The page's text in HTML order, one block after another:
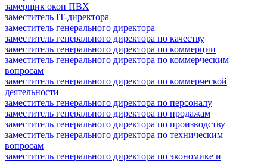
замерщик окон ПВХ
заместитель IT-директора
заместитель генерального директора
заместитель генерального директора по качеству
заместитель генерального директора по коммерции
заместитель генерального директора по коммерческим
вопросам
заместитель генерального директора по коммерческой
деятельности
заместитель генерального директора по персоналу
заместитель генерального директора по продажам
заместитель генерального директора по производству
заместитель генерального директора по техническим
вопросам
заместитель генерального директора по экономике и